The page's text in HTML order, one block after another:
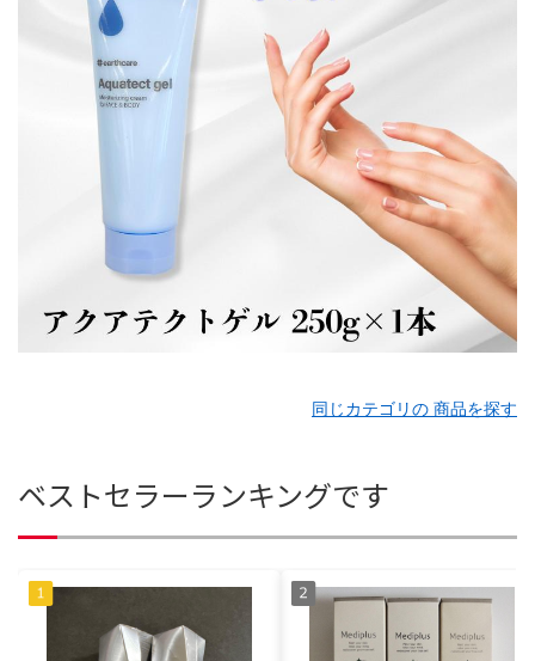
同じカテゴリの 商品を探す
ベストセラーランキングです